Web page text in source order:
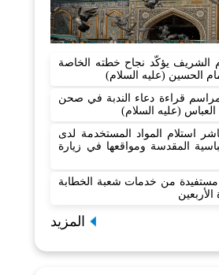
الشريف يؤكّد نجاح خطته الخاصة
الحسين (عليه السلام)
مراسم قراءة دعاء الندبة في صحن
(عليه السلام)
استلام المواد المستخدمة لدى
المقدسة ومواقعها في زيارة
20 ألف مستفيدة من خدمات شعبة الخطابة
المزيد